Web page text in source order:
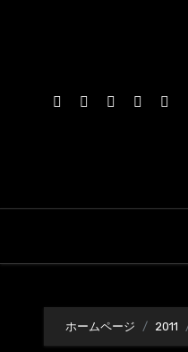
ホームページ 2011